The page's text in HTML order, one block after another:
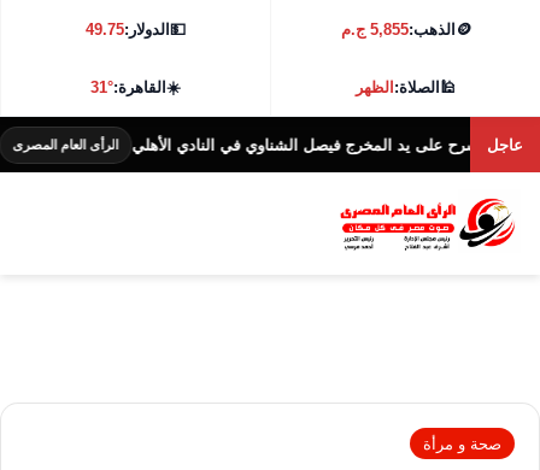
🪙 الذهب:5,855 ج.م 💵الدولار:49.75
🕌الصلاة:الظهر ☀️القاهرة:31°
عاجلعلى يد المخرج فيصل الشناوي في النادي الأهلي الرأى العام المصرى
صحة و مرأة